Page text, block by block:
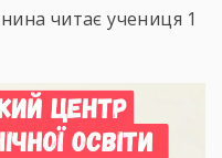
читає учениця 1